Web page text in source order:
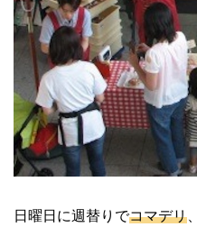
日曜日に週替りでコマデリ